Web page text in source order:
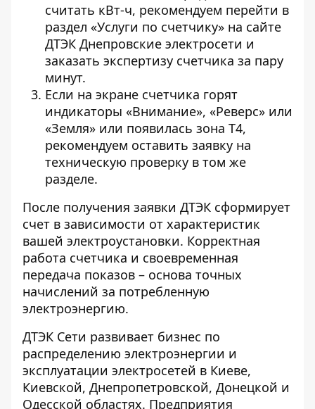
считать кВт-ч, рекомендуем перейти в
раздел «Услуги по счетчику» на сайте
ДТЭК Днепровские электросети и
заказать экспертизу счетчика за пару
минут.
Если на экране счетчика горят
индикаторы «Внимание», «Реверс» или
«Земля» или появилась зона Т4,
рекомендуем оставить заявку на
техническую проверку в том же
разделе.
После получения заявки ДТЭК сформирует
счет в зависимости от характеристик
вашей электроустановки. Корректная
работа счетчика и своевременная
передача показов – основа точных
начислений за потребленную
электроэнергию.
ДТЭК Сети развивает бизнес по
распределению электроэнергии и
эксплуатации электросетей в Киеве,
Киевской, Днепропетровской, Донецкой и
Одесской областях. Предприятия